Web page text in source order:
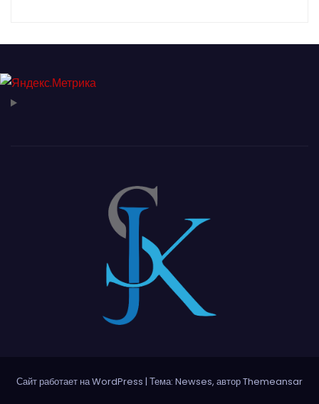
Сайт работает на WordPress | Тема: Newses, авторThemeansar